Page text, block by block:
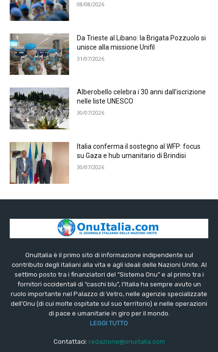
08/08/2026
Da Trieste al Libano: la Brigata Pozzuolo si
unisce alla missione Unifil
31/07/2026
Alberobello celebra i 30 anni dall’iscrizione
nelle liste UNESCO
30/07/2026
Italia conferma il sostegno al WFP: focus
su Gaza e hub umanitario di Brindisi
30/07/2026
OnuItalia è il primo sito di informazione indipendente sul
contributo degli italiani alla vita e agli ideali delle Nazioni Unite. Al
settimo posto tra i finanziatori del “Sistema Onu” e al primo tra i
fornitori occidentali di “caschi blu”, l’Italia ha sempre avuto un
ruolo importante nel Palazzo di Vetro, nelle agenzie specializzate
dell’Onu (di cui molte ospitate sul suo territorio) e nelle operazioni
di pace e umanitarie in giro per il mondo.
LEGGI TUTTO
Contattaci: redazione@onuitalia.com